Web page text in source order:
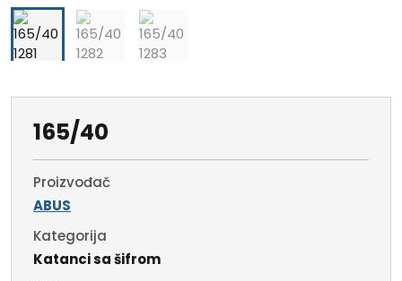
165/40
Proizvođač
ABUS
Kategorija
Katanci sa šifrom